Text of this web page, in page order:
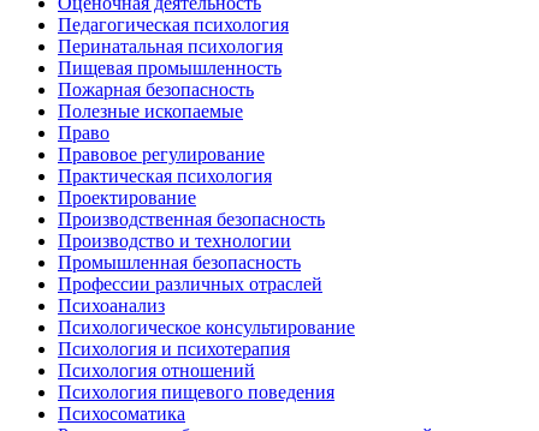
Педагогическая психология
Перинатальная психология
Пищевая промышленность
Пожарная безопасность
Полезные ископаемые
Право
Правовое регулирование
Практическая психология
Проектирование
Производственная безопасность
Производство и технологии
Промышленная безопасность
Профессии различных отраслей
Психоанализ
Психологическое консультирование
Психология и психотерапия
Психология отношений
Психология пищевого поведения
Психосоматика